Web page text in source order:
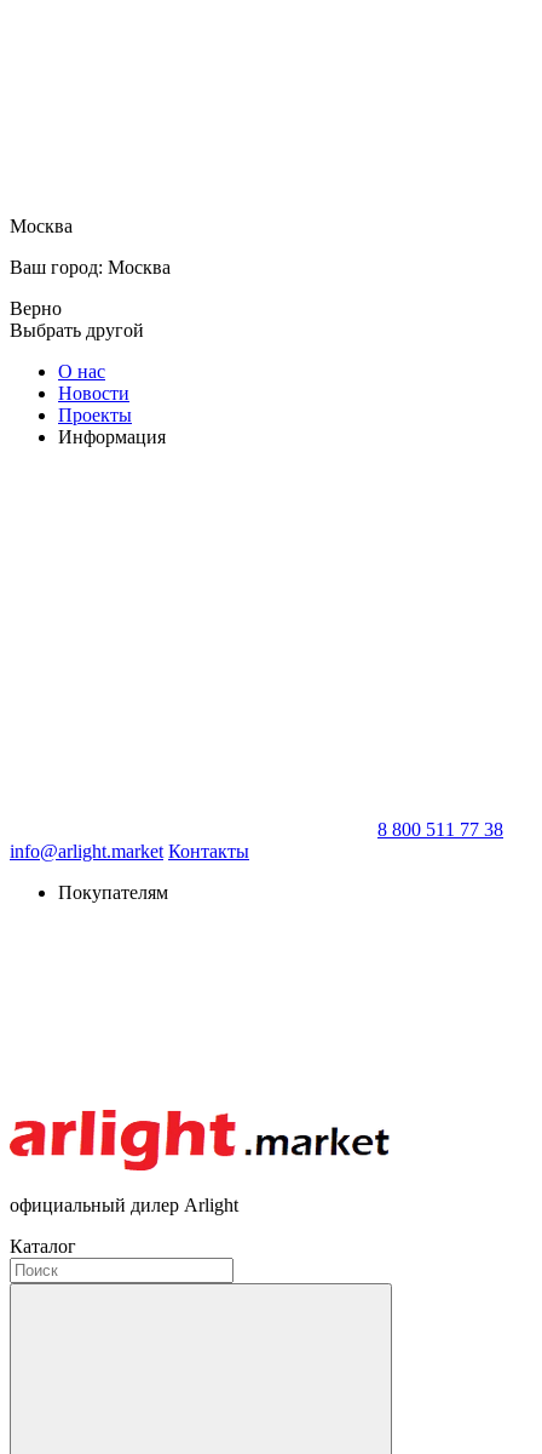
Москва
Ваш город: Москва
Верно
Выбрать другой
О нас
Новости
Проекты
Информация
8 800 511 77 38
info@arlight.market Контакты
Покупателям
официальный дилер Arlight
Каталог